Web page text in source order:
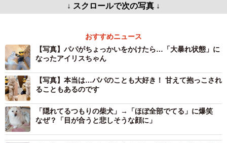
↓ スクロールで次の写真 ↓
おすすめニュース
【写真】パパがちょっかいをかけたら…「大暴れ状態」に
なったアイリスちゃん
【写真】本当は…パパのことも大好き！ 甘えて抱っこされ
ることもあるのです
「隠れてるつもりの柴犬」→「ほぼ全部でてる」に爆笑
なぜ？「目が合うと悲しそうな顔に」